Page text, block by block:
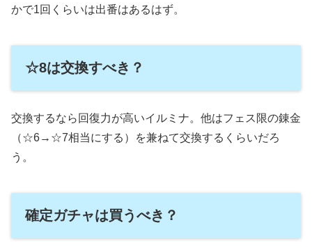
かで1回くらいは出番はあるはず。
☆8は交換すべき？
交換するなら回復力が高いイルミナ。他はフェス限の錬金
（☆6→☆7相当にする）を兼ねて交換するくらいだろ
う。
確定ガチャは買うべき？